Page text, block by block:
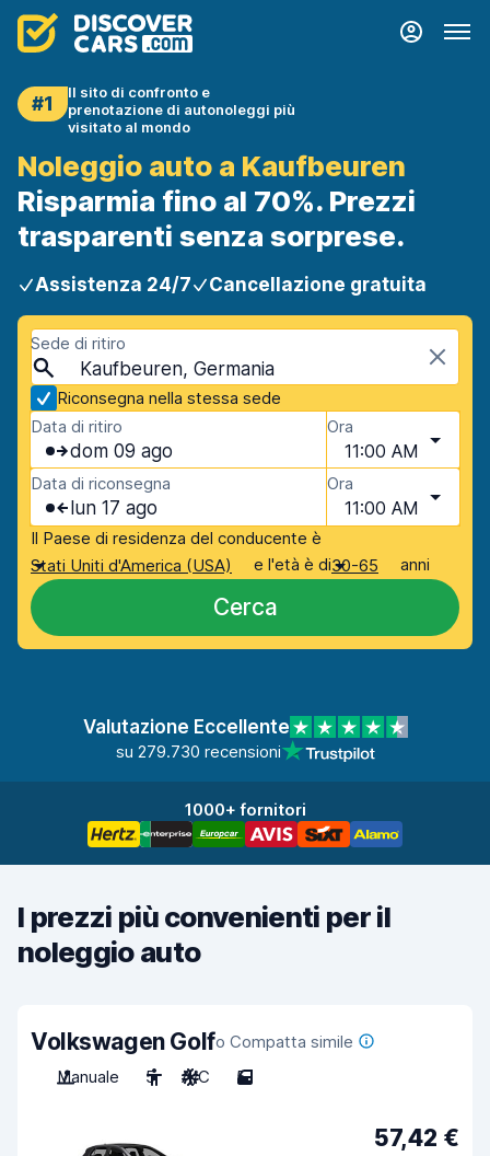
#1
Il sito di confronto e
prenotazione di autonoleggi più
visitato al mondo
Noleggio auto a Kaufbeuren
Risparmia fino al 70%. Prezzi
trasparenti senza sorprese.
Assistenza 24/7 Cancellazione gratuita
Sede di ritiro
Kaufbeuren, Germania
Riconsegna nella stessa sede
Data di ritiro
dom 09 ago
Ora
11:00 AM
Data di riconsegna
lun 17 ago
Ora
11:00 AM
Il Paese di residenza del conducente è
Stati Uniti d'America (USA)
e l'età è di30-65 anni
Cerca
Valutazione Eccellente
su 279.730 recensioni
1000+ fornitori
I prezzi più convenienti per il
noleggio auto
Volkswagen Golfo Compatta simile
Manuale
5 A/C 5
57,42 €